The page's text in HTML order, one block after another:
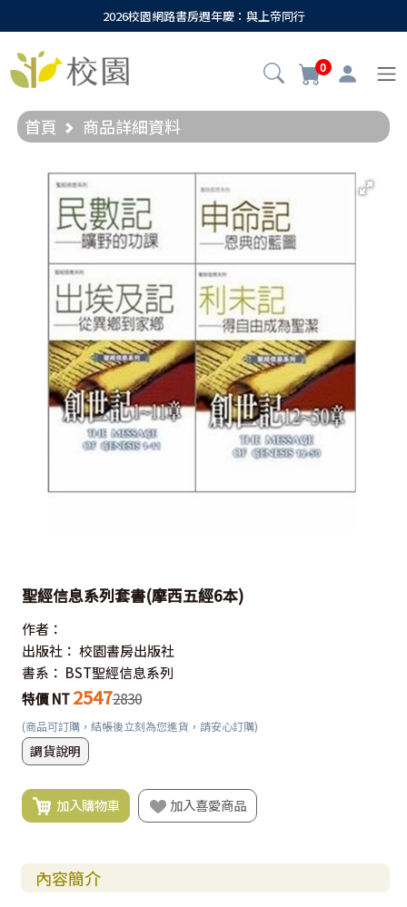
2026校園網路書房週年慶：與上帝同行
0
首頁 商品詳細資料
聖經信息系列套書(摩西五經6本)
作者：
出版社： 校園書房出版社
書系： BST聖經信息系列
特價 NT 25472830
(商品可訂購，結帳後立刻為您進貨，請安心訂購)
調貨說明
加入購物車 加入喜愛商品
內容簡介